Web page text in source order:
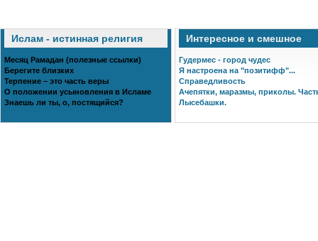
Ислам - истинная религия
Месяц Рамадан (полезные ссылки)
Берегите близких
Терпение – это часть веры
О положении усыновления в Исламе
Знаешь ли ты, о, постящийся?
Интересное и смешное
Гудермес - город чудес
Я настроена на "позитифф"...
Справедливость
Ачепятки, маразмы, приколы.
Лысебашки.